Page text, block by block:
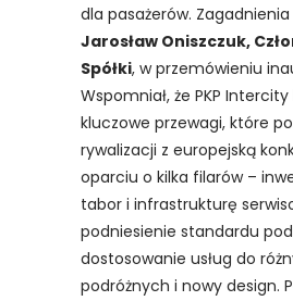
dla pasażerów.
Jarosław Oniszczuk,
Spółki, w przemówieniu
Wspomniał, że PKP
kluczowe przewagi, które
rywalizacji z europejską
oparciu o kilka filarów –
tabor i infrastrukturę
podniesienie standardu
dostosowanie usług do
podróżnych i nowy design.